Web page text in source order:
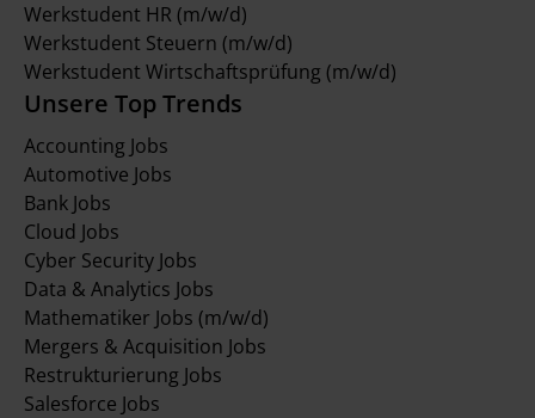
Werkstudent HR (m/w/d)
Werkstudent Steuern (m/w/d)
Werkstudent Wirtschaftsprüfung (m/w/d)
Unsere Top Trends
Accounting Jobs
Automotive Jobs
Bank Jobs
Cloud Jobs
Cyber Security Jobs
Data & Analytics Jobs
Mathematiker Jobs (m/w/d)
Mergers & Acquisition Jobs
Restrukturierung Jobs
Salesforce Jobs